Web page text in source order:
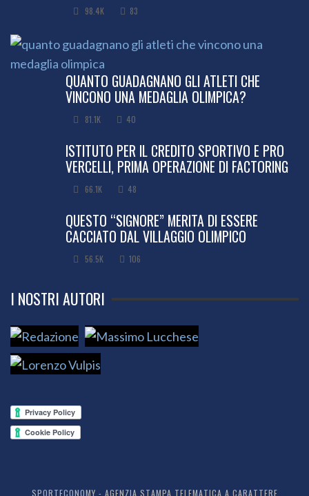
98.4K 83
QUANTO GUADAGNANO GLI ATLETI CHE
VINCONO UNA MEDAGLIA OLIMPICA?
81.1K 40
ISTITUTO PER IL CREDITO SPORTIVO E PRO
VERCELLI, PRIMA OPERAZIONE DI FACTORING
66.1K 48
QUESTO “SIGNORE” MERITA DI ESSERE
CACCIATO DAL VILLAGGIO OLIMPICO
56.5K 106
I NOSTRI AUTORI
SPORTECONOMY - AGENZIA STAMPA TELEMATICA A CARATTERE